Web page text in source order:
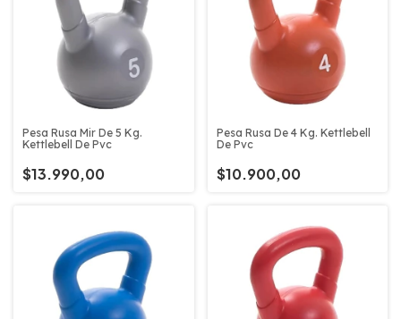
Pesa Rusa Mir De 5 Kg.
Kettlebell De Pvc
$13.990,00
Pesa Rusa De 4 Kg. Kettlebell
De Pvc
$10.900,00